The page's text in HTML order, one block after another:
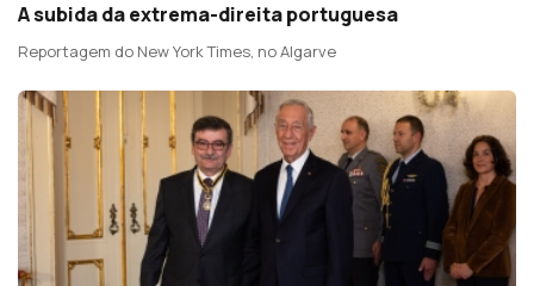
A subida da extrema-direita portuguesa
Reportagem do New York Times, no Algarve